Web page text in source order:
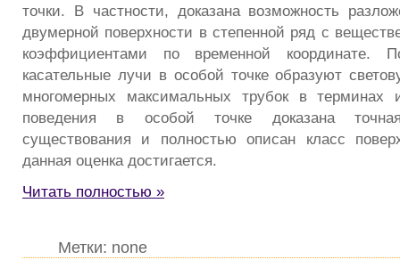
точки. В частности, доказана возможность
двумерной поверхности в степенной ряд с
коэффициентами по временной координате.
касательные лучи в особой точке образуют
многомерных максимальных трубок в терминах
поведения в особой точке доказана
существования и полностью описан класс
данная оценка достигается.
Читать полностью »
Метки: none